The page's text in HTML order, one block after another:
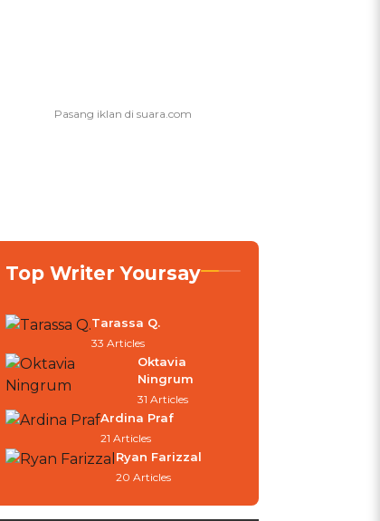
Top Writer Yoursay
Tarassa Q.
33 Articles
Oktavia
Ningrum
31 Articles
Ardina Praf
21 Articles
Ryan Farizzal
20 Articles